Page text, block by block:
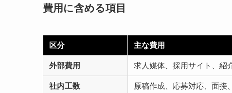
費用に含める項目
区分 主な費用
外部費用 求人媒体、採用サイト、紹
社内工数 原稿作成、応募対応、面接